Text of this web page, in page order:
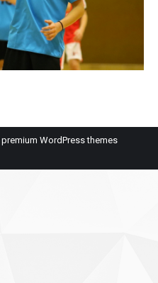
premium WordPress themes